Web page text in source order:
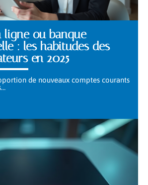
ligne ou banque
: les habitudes des
en 2025
de nouveaux comptes courants
…